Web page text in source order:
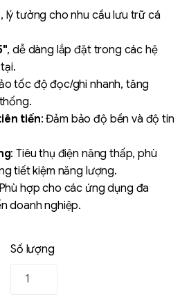
, lý tưởng cho nhu cầu lưu trữ cá
, dễ dàng lắp đặt trong các hệ
tốc độ đọc/ghi nhanh, tăng
tiến: Đảm bảo độ bền và độ tin
: Tiêu thụ điện năng thấp, phù
tiết kiệm năng lượng.
hợp cho các ứng dụng đa
doanh nghiệp.
Số lượng